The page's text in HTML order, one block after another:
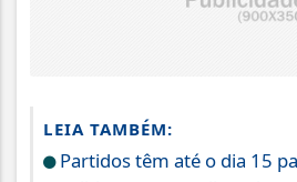
LEIA TAMBÉM:
Partidos têm até o dia 15